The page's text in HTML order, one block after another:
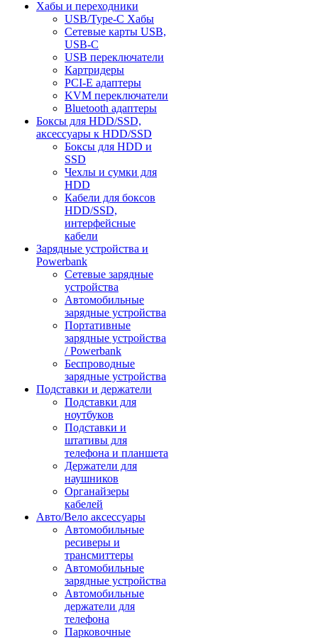
Хабы и переходники
USB/Type-C Хабы
Сетевые карты USB,
USB-C
USB переключатели
Картридеры
PCI-E адаптеры
KVM переключатели
Bluetooth адаптеры
Боксы для HDD/SSD,
аксессуары к HDD/SSD
Боксы для HDD и
SSD
Чехлы и сумки для
HDD
Кабели для боксов
HDD/SSD,
интерфейсные
кабели
Зарядные устройства и
Powerbank
Сетевые зарядные
устройства
Автомобильные
зарядные устройства
Портативные
зарядные устройства
/ Powerbank
Беспроводные
зарядные устройства
Подставки и держатели
Подставки для
ноутбуков
Подставки и
штативы для
телефона и планшета
Держатели для
наушников
Органайзеры
кабелей
Авто/Вело аксессуары
Автомобильные
ресиверы и
трансмиттеры
Автомобильные
зарядные устройства
Автомобильные
держатели для
телефона
Парковочные